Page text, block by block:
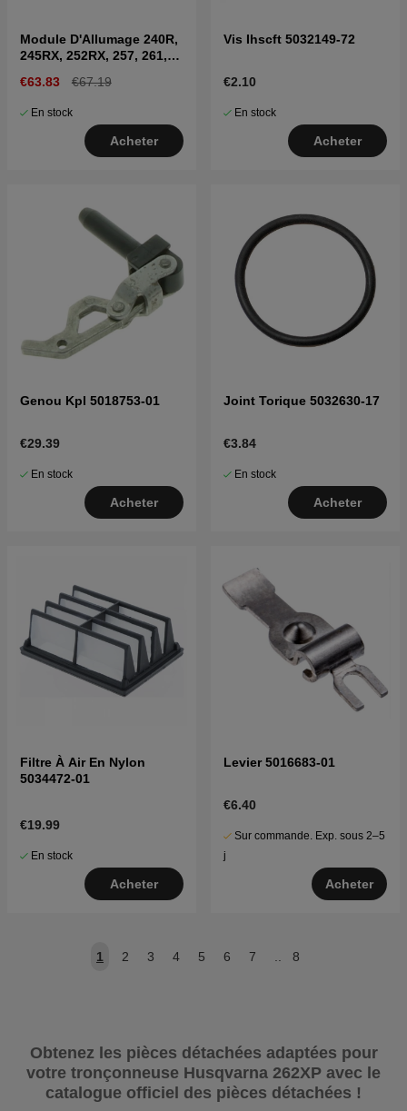
Module D'Allumage 240R,
245RX, 252RX, 257, 261,
€63.83 €67.19
En stock
Acheter
Vis Ihscft 5032149-72
€2.10
En stock
Acheter
Genou Kpl 5018753-01
€29.39
En stock
Acheter
Joint Torique 5032630-17
€3.84
En stock
Acheter
Filtre À Air En Nylon
5034472-01
€19.99
En stock
Acheter
Levier 5016683-01
€6.40
Sur commande. Exp. sous 2–5
j
Acheter
1 2 3 4 5 6 7 8
Obtenez les pièces détachées adaptées pour
votre tronçonneuse Husqvarna 262XP avec le
catalogue officiel des pièces détachées !